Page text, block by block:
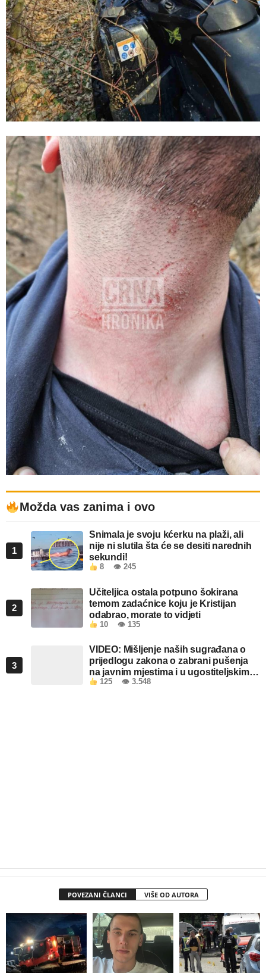
Možda vas zanima i ovo
1
Snimala je svoju kćerku na plaži, ali
nije ni slutila šta će se desiti narednih
sekundi!
8 👁 245
2
Učiteljica ostala potpuno šokirana
temom zadaćnice koju je Kristijan
odabrao, morate to vidjeti
10 👁 135
3
VIDEO: Mišljenje naših sugrađana o
prijedlogu zakona o zabrani pušenja
na javnim mjestima i u ugostiteljskim
objektima u FBiH
125 👁 3.548
POVEZANI ČLANCI VIŠE OD AUTORA